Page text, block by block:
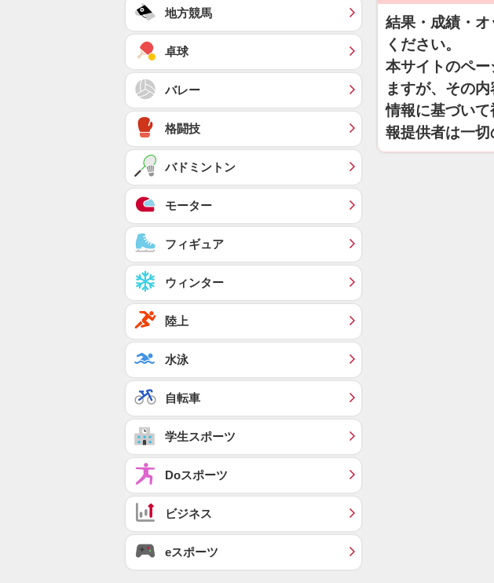
結果・成績・
ください。
本サイトのペ
ますが、その
情報に基づい
報提供者は一切
地方競馬
卓球
バレー
格闘技
バドミントン
モーター
フィギュア
ウィンター
陸上
水泳
自転車
学生スポーツ
Doスポーツ
ビジネス
eスポーツ